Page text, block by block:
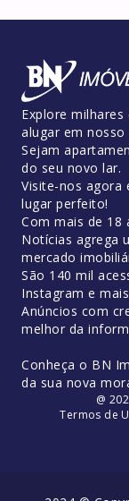
Explore
alugar em nosso
Sejam
do seu novo lar.
Visite-nos agora
lugar perfeito!
Com mais de 18
Notícias agrega
mercado
São 140 mil
Instagram e
Anúncios com
melhor da
Conheça o BN
da sua nova
@
Termos de